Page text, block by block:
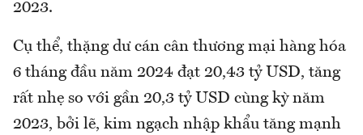
2023.
Cụ thể, thặng dư cán cân thương mại hàng hóa
6 tháng đầu năm 2024 đạt 20,43 tỷ USD, tăng
rất nhẹ so với gần 20,3 tỷ USD cùng kỳ năm
2023, bởi lẽ, kim ngạch nhập khẩu tăng mạnh